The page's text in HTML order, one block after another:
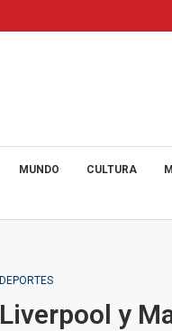
MUNDO CULTURA
DEPORTES
Liverpool y